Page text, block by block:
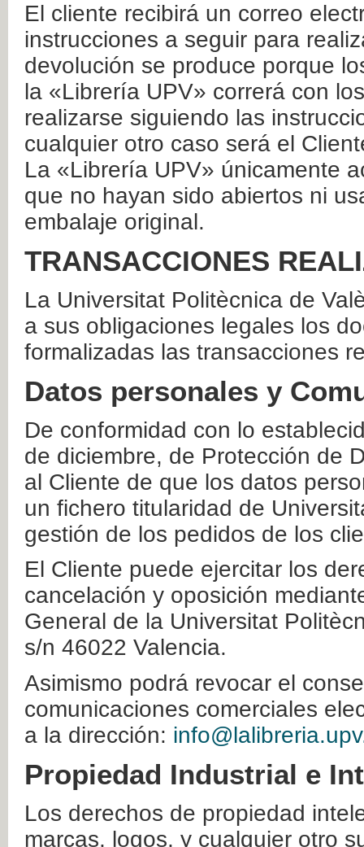
El cliente recibirá un correo
instrucciones a seguir para
devolución se produce porque
la «Librería UPV» correrá con
realizarse siguiendo las
cualquier otro caso será el
La «Librería UPV» únicamente
que no hayan sido abiertos ni
embalaje original.
TRANSACCIONES
La Universitat Politècnica de
a sus obligaciones legales los
formalizadas las transacciones
Datos personales y
De conformidad con lo
de diciembre, de Protección de
al Cliente de que los datos
un fichero titularidad de
gestión de los pedidos de los
El Cliente puede ejercitar los
cancelación y oposición
General de la Universitat
s/n 46022 Valencia.
Asimismo podrá revocar el
comunicaciones comerciales
a la dirección:
Propiedad Industrial e
Los derechos de propiedad
marcas, logos, y cualquier otro